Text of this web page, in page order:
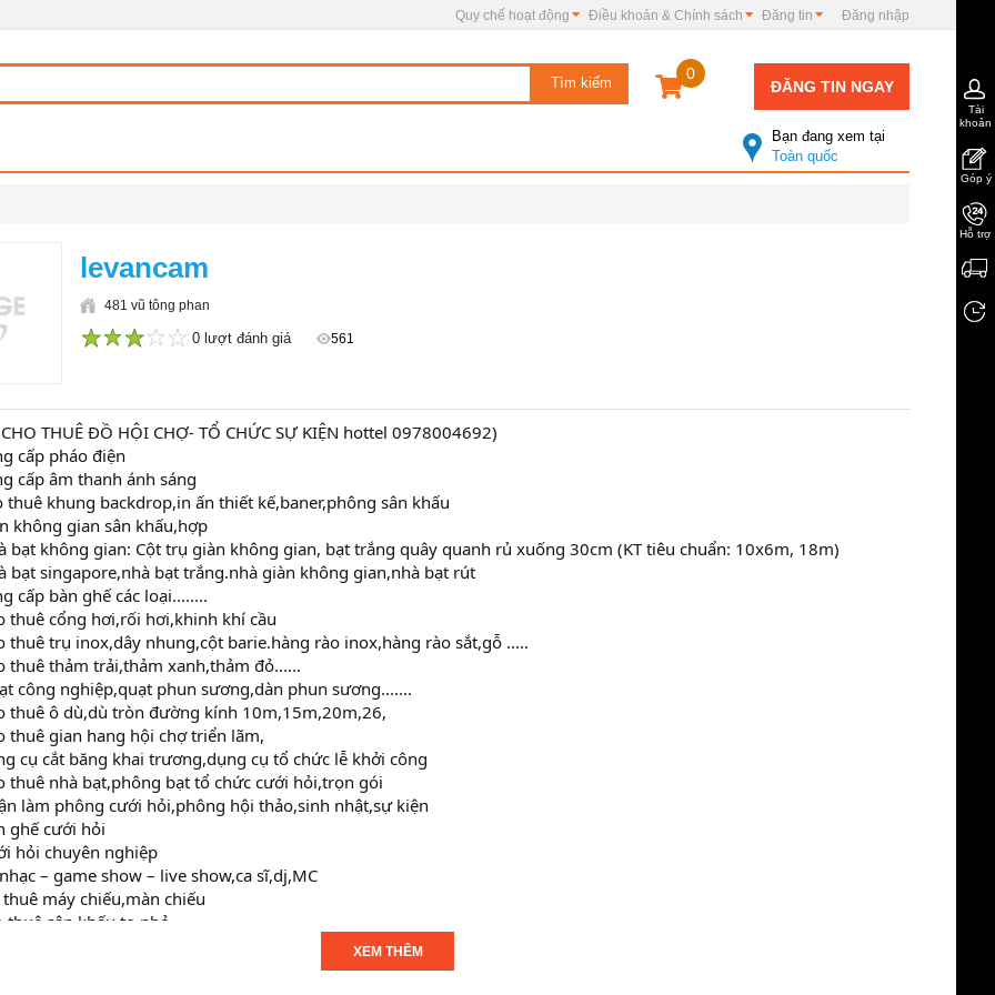
Đăng nhập
Đăng tin
Điều khoản & Chính sách
Quy chế hoạt động
0
ĐĂNG TIN NGAY
Bạn đang xem tại
Toàn quốc
levancam
481 vũ tông phan
0 lượt đánh giá 561
THUÊ ĐỒ HỘI CHỢ- TỔ CHỨC SỰ KIỆN hottel 0978004692)
cấp pháo điện
cấp âm thanh ánh sáng
khung backdrop,in ấn thiết kế,baner,phông sân khấu
không gian sân khấu,hợp
bạt không gian: Cột trụ giàn không gian, bạt trắng quây quanh rủ xuống 30cm (KT tiêu chuẩn: 10x6m, 18m)
bạt singapore,nhà bạt trắng.nhà giàn không gian,nhà bạt rút
cấp bàn ghế các loại........
thuê cổng hơi,rối hơi,khinh khí cầu
thuê trụ inox,dây nhung,cột barie.hàng rào inox,hàng rào sắt,gỗ .....
thuê thảm trải,thảm xanh,thảm đỏ......
công nghiệp,quạt phun sương,dàn phun sương.......
thuê ô dù,dù tròn đường kính 10m,15m,20m,26,
thuê gian hang hội chợ triển lãm,
cụ cắt băng khai trương,dụng cụ tổ chức lễ khởi công
thuê nhà bạt,phông bạt tổ chức cưới hỏi,trọn gói
làm phông cưới hỏi,phông hội thảo,sinh nhật,sự kiện
ghế cưới hỏi
hỏi chuyên nghiệp
– game show – live show,ca sĩ,dj,MC
máy chiếu,màn chiếu
sân khấu to,nhỏ
hộ nhiệt tình của các khách hàng. Xin chân thành cảm ơn !
cho thuê đồ cưới hỏi, tổ chức sự kiện và biểu diễn nghệ thuật chuyên nghiệp giá rẻ tại Hà Nội và Toàn Quốc : xiếc
XEM THÊM
Tài
khoản
Góp ý
Hỗ trợ